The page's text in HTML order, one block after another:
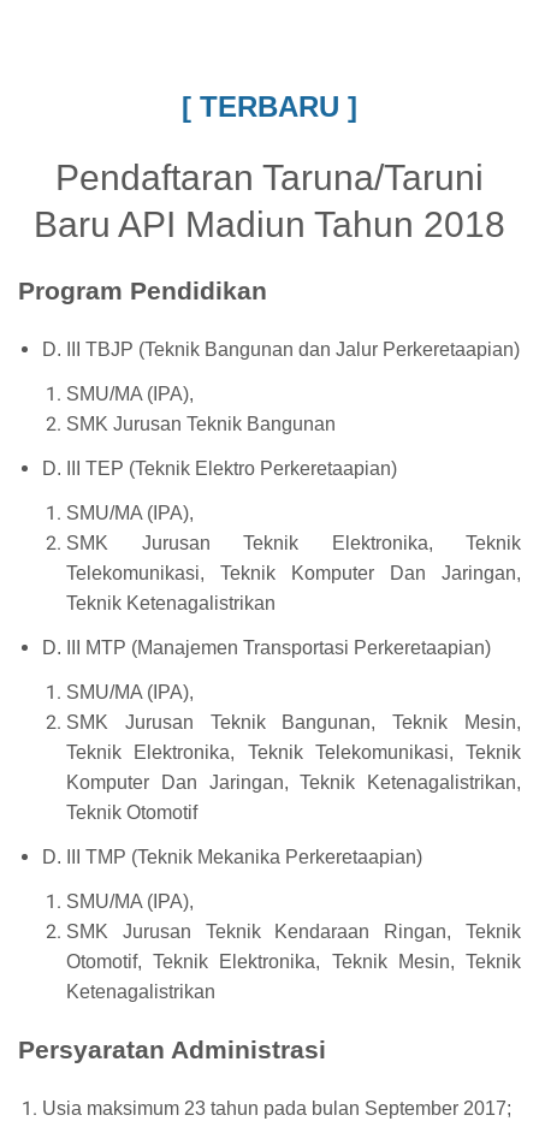
[ TERBARU ]
Pendaftaran Taruna/Taruni
Baru API Madiun Tahun 2018
Program Pendidikan
D. III TBJP (Teknik Bangunan dan Jalur Perkeretaapian)
SMU/MA (IPA),
SMK Jurusan Teknik Bangunan
D. III TEP (Teknik Elektro Perkeretaapian)
SMU/MA (IPA),
SMK Jurusan Teknik Elektronika, Teknik
Telekomunikasi, Teknik Komputer Dan Jaringan,
Teknik Ketenagalistrikan
D. III MTP (Manajemen Transportasi Perkeretaapian)
SMU/MA (IPA),
SMK Jurusan Teknik Bangunan, Teknik Mesin,
Teknik Elektronika, Teknik Telekomunikasi, Teknik
Komputer Dan Jaringan, Teknik Ketenagalistrikan,
Teknik Otomotif
D. III TMP (Teknik Mekanika Perkeretaapian)
SMU/MA (IPA),
SMK Jurusan Teknik Kendaraan Ringan, Teknik
Otomotif, Teknik Elektronika, Teknik Mesin, Teknik
Ketenagalistrikan
Persyaratan Administrasi
Usia maksimum 23 tahun pada bulan September 2017;